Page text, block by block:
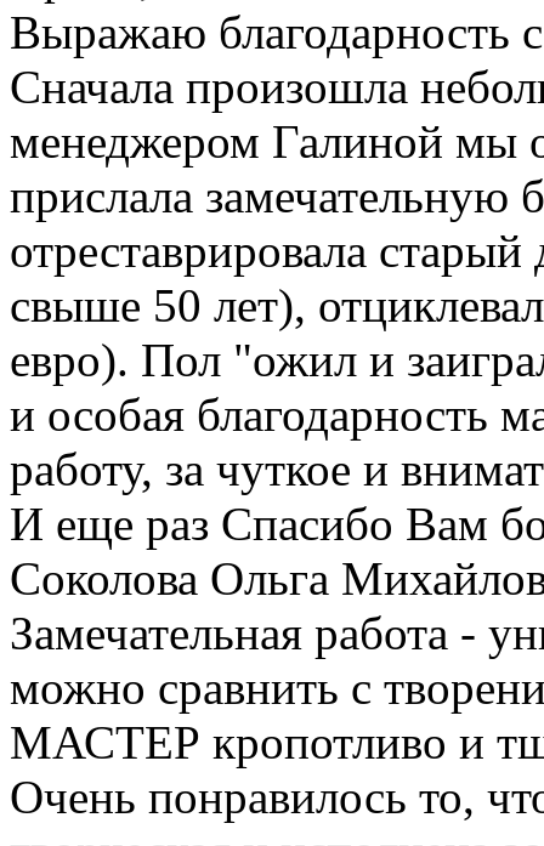
Выражаю благодарность
Сначала произошла
менеджером Галиной мы
прислала замечательную
отреставрировала
свыше 50 лет),
евро). Пол "ожил и
и особая благодарность
работу, за чуткое и
И еще раз Спасибо Вам
Соколова Ольга
Замечательная работа -
можно сравнить с
МАСТЕР кропотливо и
Очень понравилось то,